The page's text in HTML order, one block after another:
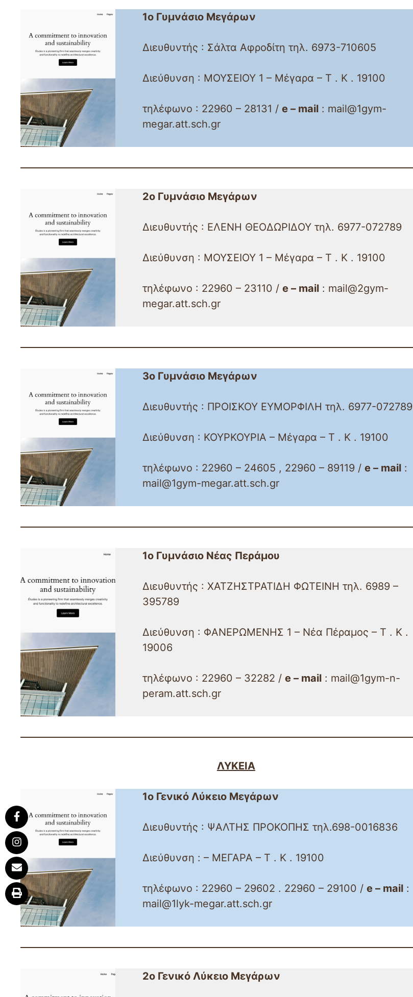
1ο Γυμνάσιο Μεγάρων
Διευθυντής : Σάλτα Αφροδίτη τηλ. 6973-710605
Διεύθυνση : ΜΟΥΣΕΙΟΥ 1 – Μέγαρα – Τ . Κ . 19100
τηλέφωνο : 22960 – 28131 / e – mail: mail@1gym-
megar.att.sch.gr
2ο Γυμνάσιο Μεγάρων
Διευθυντής : ΕΛΕΝΗ ΘΕΟΔΩΡΙΔΟΥ τηλ. 6977-072789
Διεύθυνση : ΜΟΥΣΕΙΟΥ 1 – Μέγαρα – Τ . Κ . 19100
τηλέφωνο : 22960 – 23110 / e – mail: mail@2gym-
megar.att.sch.gr
3ο Γυμνάσιο Μεγάρων
Διευθυντής : ΠΡΟΙΣΚΟΥ ΕΥΜΟΡΦΙΛΗ τηλ. 6977-072789
Διεύθυνση : ΚΟΥΡΚΟΥΡΙΑ – Μέγαρα – Τ . Κ . 19100
τηλέφωνο : 22960 – 24605 , 22960 – 89119 / e – mail:
mail@1gym-megar.att.sch.gr
1ο Γυμνάσιο Νέας Περάμου
Διευθυντής : ΧΑΤΖΗΣΤΡΑΤΙΔΗ ΦΩΤΕΙΝΗ τηλ. 6989 –
395789
Διεύθυνση : ΦΑΝΕΡΩΜΕΝΗΣ 1 – Νέα Πέραμος – Τ . Κ .
19006
τηλέφωνο : 22960 – 32282 / e – mail: mail@1gym-n-
peram.att.sch.gr
ΛΥΚΕΙΑ
1ο Γενικό Λύκειο Μεγάρων
Διευθυντής : ΨΑΛΤΗΣ ΠΡΟΚΟΠΗΣ τηλ.698-0016836
Διεύθυνση : – ΜΕΓΑΡΑ – Τ . Κ . 19100
τηλέφωνο : 22960 – 29602 . 22960 – 29100 / e – mail:
mail@1lyk-megar.att.sch.gr
2ο Γενικό Λύκειο Μεγάρων
Share
Follow
Email
Print